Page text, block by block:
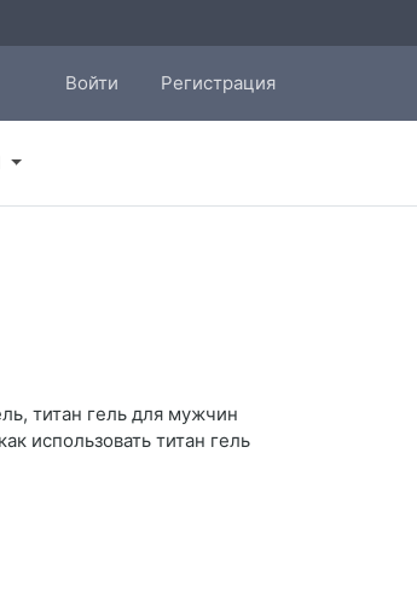
Войти Регистрация
титан гель для мужчин
использовать титан гель